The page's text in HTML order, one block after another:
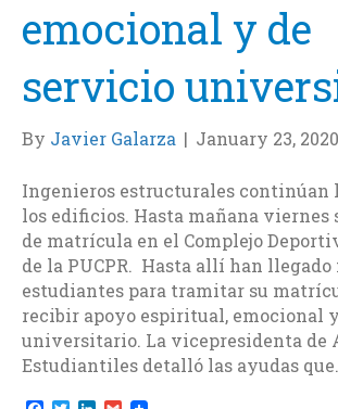
emocional y de
servicio
By Javier Galarza | January 23, 2020
Ingenieros estructurales continúan
los edificios. Hasta mañana viernes
de matrícula en el Complejo
de la PUCPR. Hasta allí han llegado
estudiantes para tramitar su
recibir apoyo espiritual, emocional
universitario. La vicepresidenta de
Estudiantiles detalló las ayudas